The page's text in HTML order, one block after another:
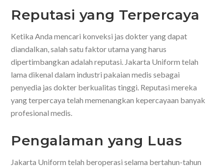
Reputasi yang Terpercaya
Ketika Anda mencari konveksi jas dokter yang dapat
diandalkan, salah satu faktor utama yang harus
dipertimbangkan adalah reputasi. Jakarta Uniform telah
lama dikenal dalam industri pakaian medis sebagai
penyedia jas dokter berkualitas tinggi. Reputasi mereka
yang terpercaya telah memenangkan kepercayaan banyak
profesional medis.
Pengalaman yang Luas
Jakarta Uniform telah beroperasi selama bertahun-tahun